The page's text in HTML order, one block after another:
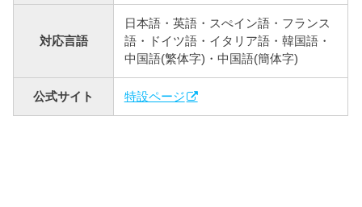
対応言語
日本語・英語・スぺイン語・フランス
語・ドイツ語・イタリア語・韓国語・
中国語(繁体字)・中国語(簡体字)
公式サイト 特設ページ